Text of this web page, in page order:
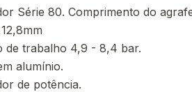
Série 80. Comprimento do
de trabalho 4,9 - 8,4 bar.
alumínio.
de potência.